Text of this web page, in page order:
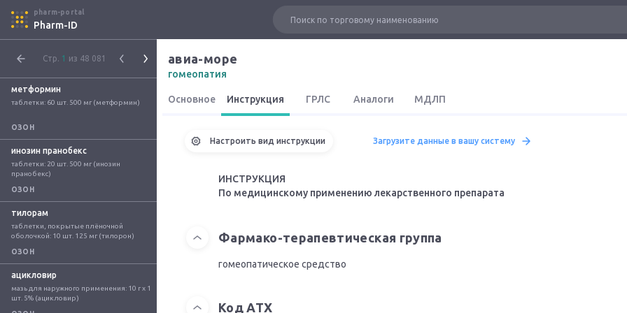
pharm-portal
Pharm-ID
Стр. 1 из 48 081
метформин
таблетки: 60 шт. 500 мг (метформин)
ОЗОН
инозин пранобекс
таблетки: 20 шт. 500 мг (инозин
пранобекс)
ОЗОН
тилорам
таблетки, покрытые плёночной
оболочкой: 10 шт. 125 мг (тилорон)
ОЗОН
ацикловир
мазь для наружного применения: 10 г x 1
шт. 5% (ацикловир)
авиа-море
гомеопатия
Основное Инструкция ГРЛС Аналоги МДЛП
Настроить вид инструкции Загрузите данные в вашу систему
ИНСТРУКЦИЯ
По медицинскому применению лекарственного препарата
Фармако-терапевтическая группа
гомеопатическое средство
Код АТХ